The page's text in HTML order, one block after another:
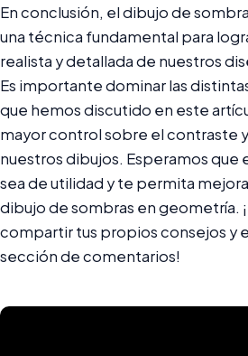
En conclusión, el dibujo de
una técnica fundamental para
realista y detallada de nuestros
Es importante dominar las
que hemos discutido en este
mayor control sobre el contraste
nuestros dibujos. Esperamos que
sea de utilidad y te permita
dibujo de sombras en geometría.
compartir tus propios consejos y
sección de comentarios!